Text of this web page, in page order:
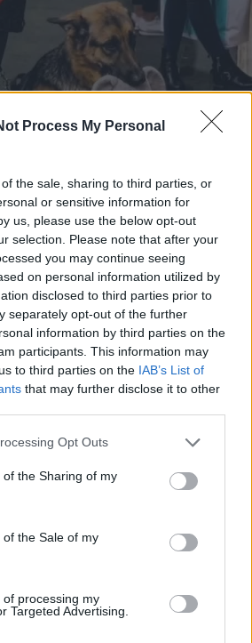
Process My Personal
the sale, sharing to third parties, or
or sensitive information for
us, please use the below opt-out
selection. Please note that after your
you may continue seeing
on personal information utilized by
disclosed to third parties prior to
separately opt-out of the further
information by third parties on the
participants. This information may
to third parties on the IAB’s List of
that may further disclose it to other
Opt Outs
the Sharing of my
the Sale of my
processing my
Targeted Advertising.
 Commenti: 1
e Ragione·Emozioni Animali·L'arte di